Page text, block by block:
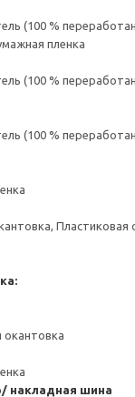
(100 %
пленка
(100 %
(100 %
окантовка
накладная шина